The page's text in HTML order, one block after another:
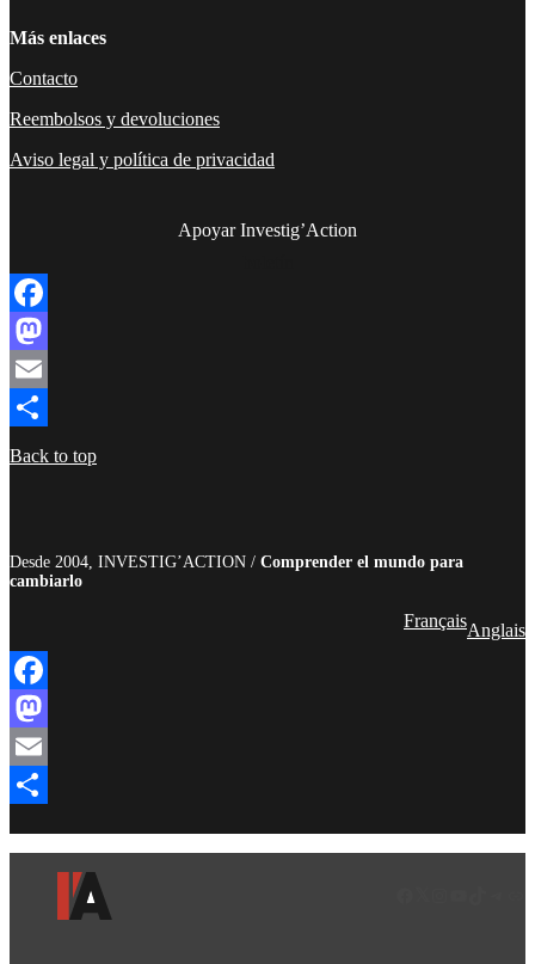
Más enlaces
Contacto
Reembolsos y devoluciones
Aviso legal y política de privacidad
Apoyar Investig’Action
Facebook
Mastodon
Email
Compartir
Back to top
Desde 2004, INVESTIG’ACTION / Comprender el mundo para
cambiarlo
FrançaisAnglais
Facebook
Mastodon
Email